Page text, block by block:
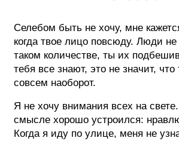
Селебом быть не хочу, мне
когда твое лицо повсюду. Люди не
таком количестве, ты их
тебя все знают, это не значит,
совсем наоборот.
Я не хочу внимания всех на
смысле хорошо устроился:
Когда я иду по улице, меня не